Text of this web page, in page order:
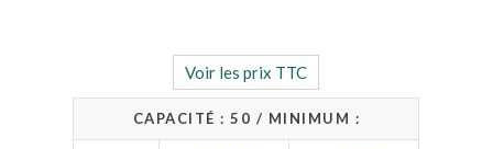
Voir les prix TTC
CAPACITÉ : 50 / MINIMUM :